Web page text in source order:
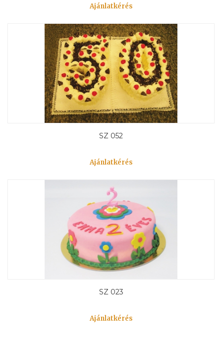
Ajánlatkérés
SZ 052
Ajánlatkérés
SZ 023
Ajánlatkérés